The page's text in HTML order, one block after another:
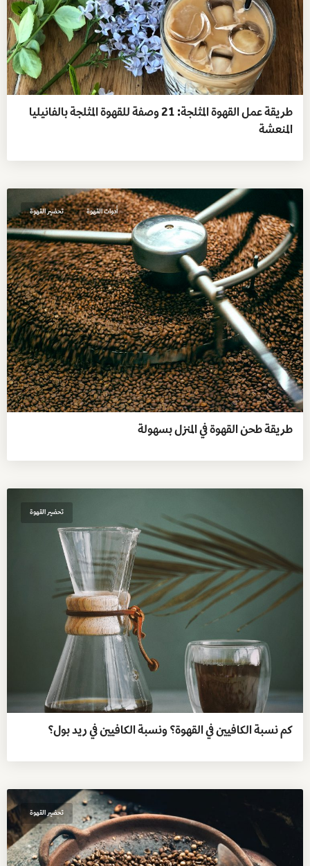
طريقة عمل القهوة المثلجة: 21 وصفة للقهوة المثلجة بالفانيليا
المنعشة
أدوات القهوة , تحضير القهوة
طريقة طحن القهوة في المنزل بسهولة
تحضير القهوة
كم نسبة الكافيين في القهوة؟ ونسبة الكافيين في ريد بول؟
تحضير القهوة